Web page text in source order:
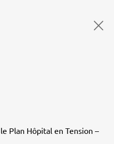
Plan Hôpital en Tension –